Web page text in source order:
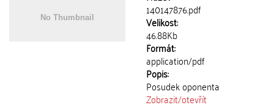
140147876.pdf
Velikost:
46.88Kb
Formát:
application/pdf
Popis:
Posudek oponenta
Zobrazit/otevřít